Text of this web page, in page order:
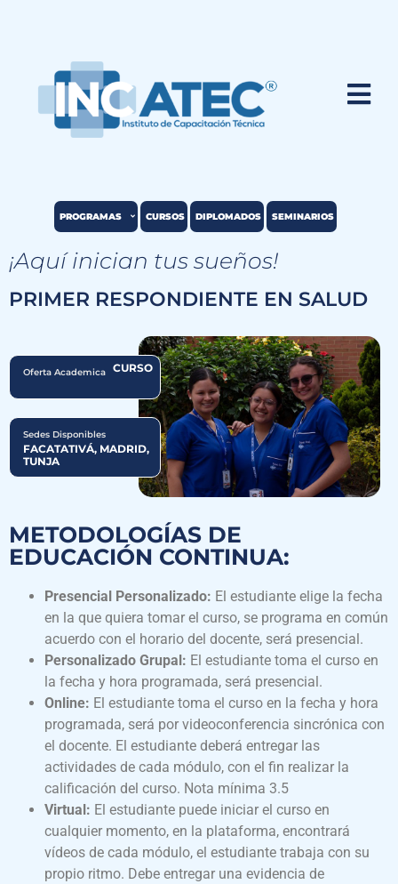
PROGRAMAS CURSOS DIPLOMADOS SEMINARIOS
¡Aquí inician tus sueños!
PRIMER RESPONDIENTE EN SALUD
Oferta Academica CURSO
Sedes Disponibles
FACATATIVÁ, MADRID,
TUNJA
METODOLOGÍAS DE
EDUCACIÓN CONTINUA:
Presencial Personalizado: El estudiante elige la fecha
en la que quiera tomar el curso, se programa en común
acuerdo con el horario del docente, será presencial.
Personalizado Grupal: El estudiante toma el curso en
la fecha y hora programada, será presencial.
Online: El estudiante toma el curso en la fecha y hora
programada, será por videoconferencia sincrónica con
el docente. El estudiante deberá entregar las
actividades de cada módulo, con el fin realizar la
calificación del curso. Nota mínima 3.5
Virtual: El estudiante puede iniciar el curso en
cualquier momento, en la plataforma, encontrará
vídeos de cada módulo, el estudiante trabaja con su
propio ritmo. Debe entregar una evidencia de